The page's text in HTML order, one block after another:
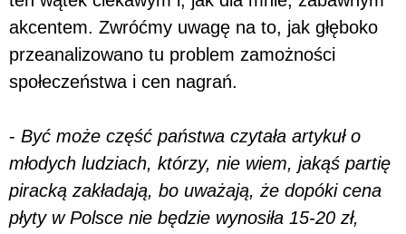
akcentem. Zwróćmy uwagę na to, jak głęboko
przeanalizowano tu problem zamożności
społeczeństwa i cen nagrań.
- Być może część państwa czytała artykuł o
młodych ludziach, którzy, nie wiem, jakąś partię
piracką zakładają, bo uważają, że dopóki cena
płyty w Polsce nie będzie wynosiła 15-20 zł,